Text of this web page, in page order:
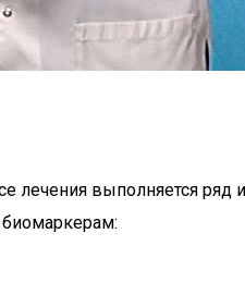
лечения выполняется ряд